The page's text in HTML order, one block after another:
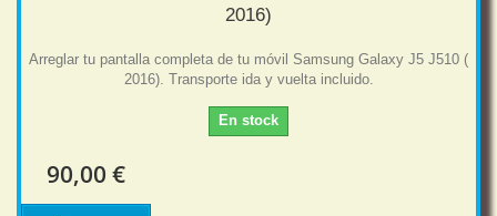
2016)
Arreglar tu pantalla completa de tu móvil Samsung Galaxy J5 J510 (
2016). Transporte ida y vuelta incluido.
En stock
90,00 €